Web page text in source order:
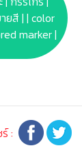
สี ไม้ ไวนิล
างๆ ขึ้นอยู่
ยสี | | color
marker |
: